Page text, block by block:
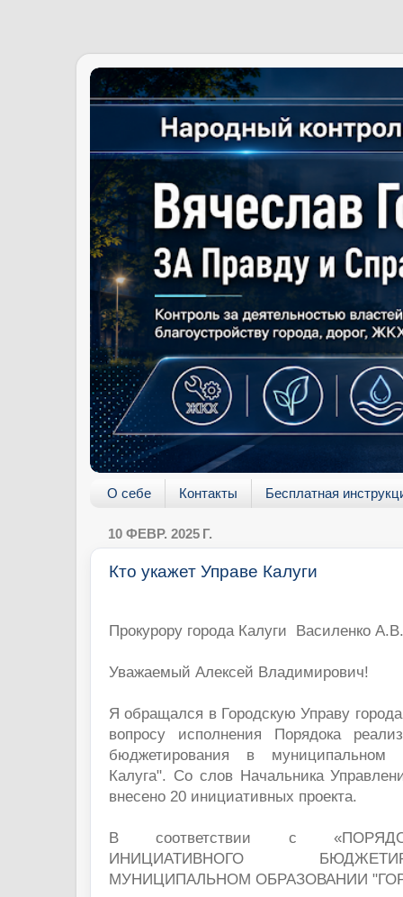
О себе Контакты Бесплатная
10 ФЕВР. 2025 Г.
Кто укажет Управе Калуги
Прокурору города Калуги Василенко
Уважаемый Алексей Владимирович!
Я обращался в Городскую Управу
вопросу исполнения Порядока
бюджетирования в муниципальном
Калуга". Со слов Начальника
внесено 20 инициативных проекта.
В соответствии с
ИНИЦИАТИВНОГО
МУНИЦИПАЛЬНОМ ОБРАЗОВАНИИ